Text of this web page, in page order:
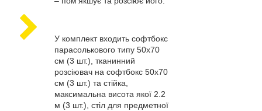
У комплект входить софтбокс
парасолькового типу 50х70
см (3 шт.), тканинний
розсіювач на софтбокс 50х70
см (3 шт.) та стійка,
максимальна висота якої 2.2
м (3 шт.), стіл для предметної